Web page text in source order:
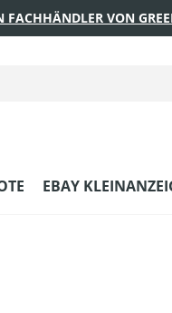
FACHHÄNDLER VON
EBAY